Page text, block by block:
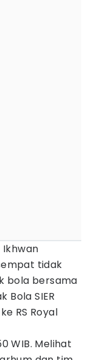
Ikhwan
tidak
bola bersama
Bola SIER
RS Royal
WIB. Melihat